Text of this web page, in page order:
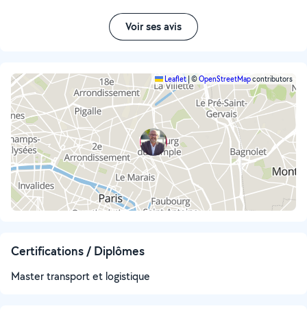
Voir ses avis
Leaflet ©OpenStreetMapcontributors
Certifications / Diplômes
Master transport et logistique